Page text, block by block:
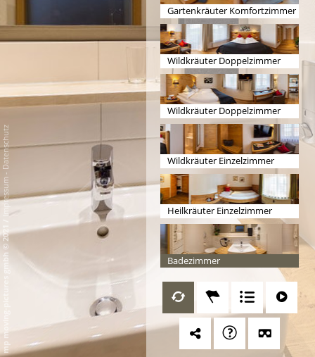
Gartenkräuter Komfortzimmer
2
Wildkräuter Doppelzimmer
Natur 1
Wildkräuter Doppelzimmer
Natur 2
Wildkräuter Einzelzimmer
Heilkräuter Einzelzimmer
Badezimmer
mp moving-pictures gmbh © 2021
Impressum
-
Datenschutz